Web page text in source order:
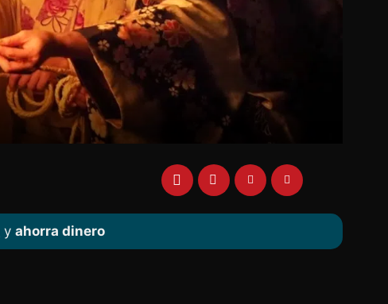
yahorra dinero